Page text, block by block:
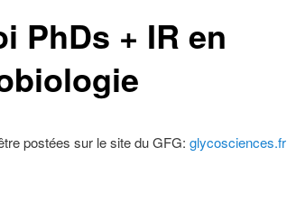
PhDs + IR en
postées sur le site du GFG: glycosciences.fr